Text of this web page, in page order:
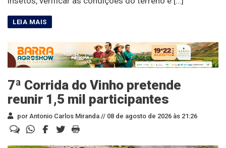
7ª Corrida do Vinho pretende
reunir 1,5 mil participantes
por Antonio Carlos Miranda // 08 de agosto de 2026 às 21:26